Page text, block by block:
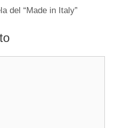
del “Made in Italy”